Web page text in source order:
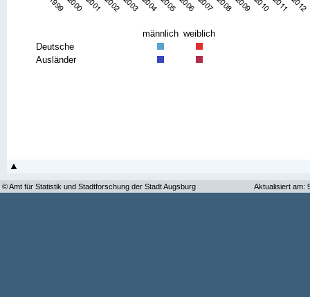
männlich weiblich
Deutsche
Ausländer
© Amt für Statistik und Stadtforschung der Stadt Augsburg Aktualisiert am: